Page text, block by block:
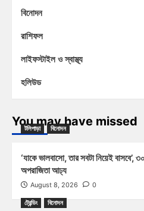
বিনোদন
রাশিফল
লাইফস্টাইল ও স্বাস্থ্য
হলিউড
You may have missed
টলিপাড়া বিনোদন
‘যাকে ভালবাসো, তার সবটা নিয়েই
অপরাজিতা আঢ্য
August 8, 2026 0
ট্রেন্ডিং বিনোদন